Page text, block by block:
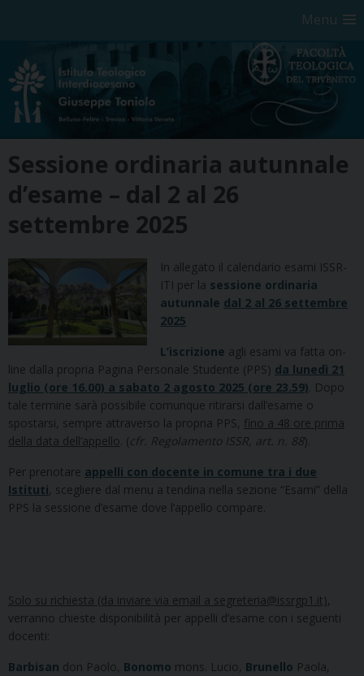
Menu
to
content
Sessione ordinaria autunnale
d’esame – dal 2 al 26
settembre 2025
In allegato il calendario esami ISSR-
ITI per la sessione ordinaria
autunnale dal 2 al 26 settembre
2025
L’iscrizione agli esami va fatta on-
line dalla propria Pagina Personale Studente (PPS) da lunedì 21
luglio (ore 16.00) a sabato 2 agosto 2025 (ore 23.59). Dopo
tale termine sarà possibile comunque ritirarsi dall’esame o
spostarsi, sempre attraverso la propria PPS, fino a 48 ore prima
della data dell’appello. (cfr. Regolamento ISSR, art. n. 88).
Per prenotare appelli con docente in comune tra i due
Istituti, scegliere dal menu a tendina nella sezione “Esami” della
PPS la sessione d’esame dove l’appello compare.
Solo su richiesta (da inviare via email a segreteria@issrgp1.it),
verranno chieste disponibilità per appelli d’esame con i seguenti
docenti:
Barbisan don Paolo, Bonomo mons. Lucio, Brunello Paola,